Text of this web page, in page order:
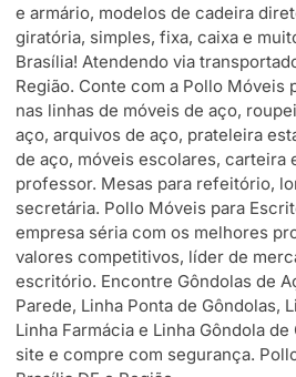
e armário, modelos de cadeira
giratória, simples, fixa, caixa e
Brasília! Atendendo via
Região. Conte com a Pollo Móveis
nas linhas de móveis de aço,
aço, arquivos de aço, prateleira
de aço, móveis escolares, carteira
professor. Mesas para refeitório,
secretária. Pollo Móveis para
empresa séria com os melhores
valores competitivos, líder de
escritório. Encontre Gôndolas de
Parede, Linha Ponta de Gôndolas,
Linha Farmácia e Linha Gôndola
site e compre com segurança.